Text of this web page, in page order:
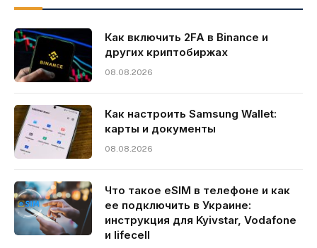
Как включить 2FA в Binance и
других криптобиржах
08.08.2026
Как настроить Samsung Wallet:
карты и документы
08.08.2026
Что такое eSIM в телефоне и как
ее подключить в Украине:
инструкция для Kyivstar, Vodafone
и lifecell